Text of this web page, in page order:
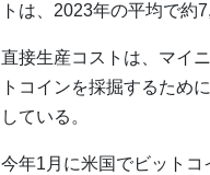
トは、2023年の平均で約
直接生産コストは、マイ
トコインを採掘するため
している。
今年1月に米国でビット